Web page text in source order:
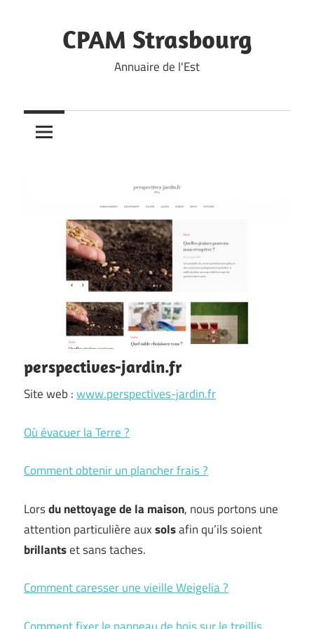
CPAM Strasbourg
Annuaire de l'Est
perspectives-jardin.fr
Site web :www.perspectives-jardin.fr
Où évacuer la Terre ?
Comment obtenir un plancher frais ?
Lorsdu nettoyage de la maison, nous portons une
attention particulière auxsolsafin qu’ils soient
brillantset sans taches.
Comment caresser une vieille Weigelia ?